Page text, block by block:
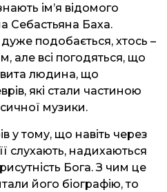
ім’я відомого
Себастьяна Баха.
подобається, хтось –
але всі погодяться, що
людина, що
які стали частиною
музики.
у тому, що навіть через
слухають, надихаються
Бога. З чим це
його біографію, то